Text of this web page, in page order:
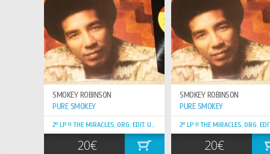
ESTE ES EL ÁLBUM DE FUNK DE SMOKEY ROBINSON, GUITARRAS WAH
WAH , FENDER RHODES TECLADOS
SMOKEY'S FAMILY ROBINSON ENCUENTRA A SMOKEY EXPLORANDO
EN LUGAR DE SIMPLEMENTE SALIR A SEGUIR MONTANDO LAS OLAS
CREADAS POR QUIET STORM. HAY FRAGMENTOS DE FUNK DE PISTA
DE BAILE, SOUL DE TECLADO REDUCIDO, IMPROVISACIONES
ESPACIALES Y UNA DULCE BALADA O DOS, TODO CON LA VOZ
CONMOVEDORA DEL SOUL DE SMOKEY EN PLENA FORMA. LOS
TÍTULOS INCLUYEN "WHEN YOU CAME", "GET OUT OF TOWN", "SO IN
LOVE", "OPEN", "CASTLES MADE OF SAND" Y MÁS
SMOKEY ROBINSON
PURE SMOKEY
2º LP !! THE MIRACLES, ORG. EDIT. USA !! GREAT COPY !!
20€
SMOKEY ROBINSON
PURE SMOKEY
20€